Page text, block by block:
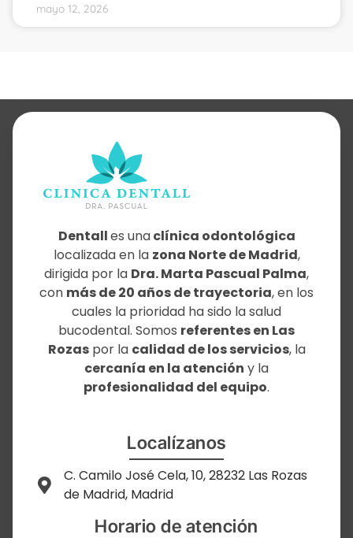
mayo 12, 2026
Dentalles unaclínica odontológica
localizada en la zona Norte de Madrid,
dirigida por la Dra. Marta Pascual Palma,
con más de 20 años de trayectoria, en los
cuales la prioridad ha sido la salud
bucodental. Somos referentes en Las
Rozaspor la calidad de los servicios, la
cercanía en la atención y la
profesionalidad del equipo.
Localízanos
C. Camilo José Cela, 10, 28232 Las Rozas
de Madrid, Madrid
Horario de atención